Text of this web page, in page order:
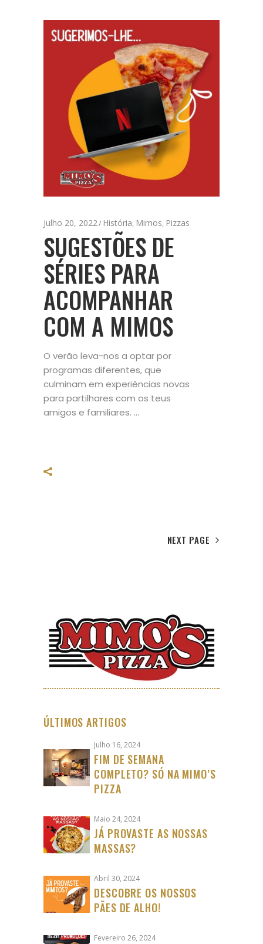
Julho 20, 2022 História, Mimos, Pizzas
SUGESTÕES DE
SÉRIES PARA
ACOMPANHAR
COM A MIMOS
O verão leva-nos a optar por
programas diferentes, que
culminam em experiências novas
para partilhares com os teus
amigos e familiares.
NEXT PAGE
ÚLTIMOS ARTIGOS
Julho 16, 2024
FIM DE SEMANA
COMPLETO? SÓ NA MIMO’S
PIZZA
Maio 24, 2024
JÁ PROVASTE AS NOSSAS
MASSAS?
Abril 30, 2024
DESCOBRE OS NOSSOS
PÃES DE ALHO!
Fevereiro 26, 2024